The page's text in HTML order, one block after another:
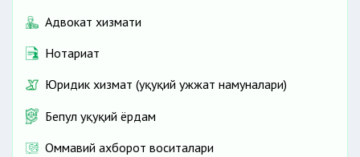
Адвокат хизмати
Нотариат
Юридик хизмат (ҳуқуқий ҳужжат намуналари)
Бепул ҳуқуқий ёрдам
Оммавий ахборот воситалари